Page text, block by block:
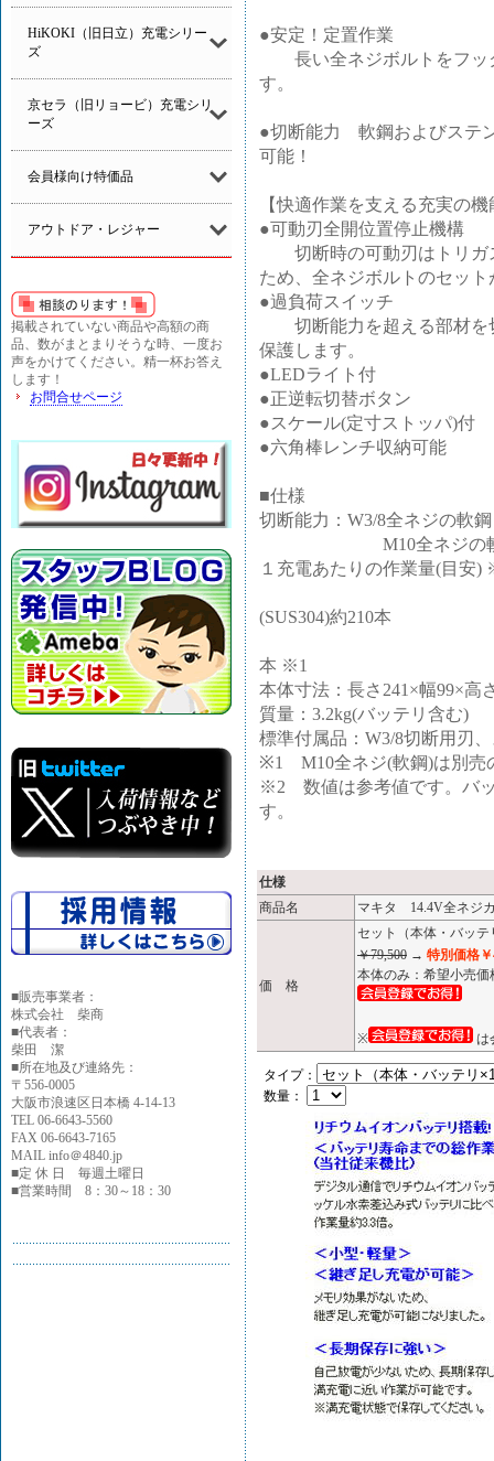
HiKOKI（旧日立）充電シリー
ズ
京セラ（旧リョービ）充電シリ
ーズ
会員様向け特価品
アウトドア・レジャー
掲載されていない商品や高額の商
品、数がまとまりそうな時、一度お
声をかけてください。精一杯お答え
します！
お問合せページ
■販売事業者：
株式会社 柴商
■代表者：
柴田 潔
■所在地及び連絡先：
〒556-0005
大阪市浪速区日本橋 4-14-13
TEL 06-6643-5560
FAX 06-6643-7165
MAIL info＠4840.jp
■定 休 日 毎週土曜日
■営業時間 8：30～18：30
●安定！定置作業
長い全ネジボルトをフッ
す。
●切断能力 軟鋼およびステ
可能！
【快適作業を支える充実の機
●可動刃全開位置停止機構
切断時の可動刃はトリガ
ため、全ネジボルトのセッ
●過負荷スイッチ
切断能力を超える部材を
保護します。
●LEDライト付
●正逆転切替ボタン
●スケール(定寸ストッパ)付
●六角棒レンチ収納可能
■仕様
切断能力：W3/8全ネジの軟
M10全ネジの軟
１充電あたりの作業量(目安)
(SUS304)約210本
本 ※1
本体寸法：長さ241×幅99×高
質量：3.2kg(バッテリ含む)
標準付属品：W3/8切断用刃
※1 M10全ネジ(軟鋼)は別売
※2 数値は参考値です。バ
す。
仕様
商品名
マキタ 14.4V全ネジ
価 格
セット（本体・バッ
￥79,500 → 特別価格￥
本体のみ：希望小売価
※ は
タイプ：
数量：